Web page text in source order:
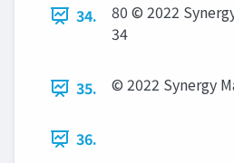
34.
80 © 2022
34
35. © 2022 Synergy
36.